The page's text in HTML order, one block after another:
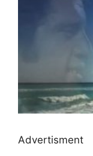
Advertisment